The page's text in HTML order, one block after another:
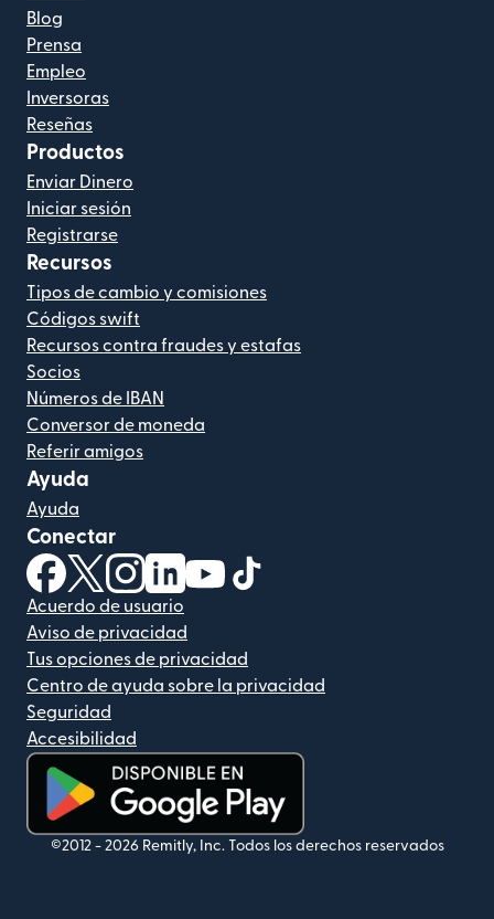
Blog
Prensa
Empleo
Inversoras
Reseñas
Productos
Enviar Dinero
Iniciar sesión
Registrarse
Recursos
Tipos de cambio y comisiones
Códigos swift
Recursos contra fraudes y estafas
Socios
Números de IBAN
Conversor de moneda
Referir amigos
Ayuda
Ayuda
Conectar
(se abre en una ventana nueva)
(se abre en una ventana nueva)
(se abre en una ventana nueva)
(se abre en una ventana nueva)
(se abre en una ventana nueva)
Acuerdo de usuario
Aviso de privacidad
Tus opciones de privacidad
Centro de ayuda sobre la privacidad
Seguridad
Accesibilidad
(se abre en una ventana nueva)
©2012 - 2026 Remitly, Inc. Todos los derechos reservados